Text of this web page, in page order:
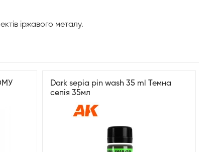
іржавого металу.
Dark sepia pin wash 35 ml Темна
сепія 35мл